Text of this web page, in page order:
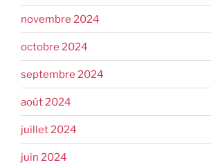
novembre 2024
octobre 2024
septembre 2024
août 2024
juillet 2024
juin 2024